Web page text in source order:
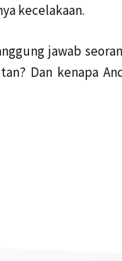
kecelakaan.
jawab
Dan kenapa